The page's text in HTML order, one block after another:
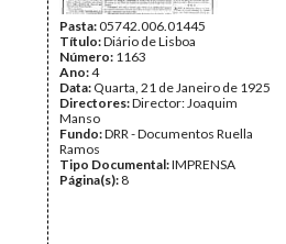
Pasta:05742.006.01445
Título:Diário de Lisboa
Número: 1163
Ano:4
Data: Quarta, 21 de Janeiro de 1925
Directores:Director: Joaquim
Manso
Fundo:DRR - Documentos Ruella
Ramos
Tipo Documental:IMPRENSA
Página(s): 8